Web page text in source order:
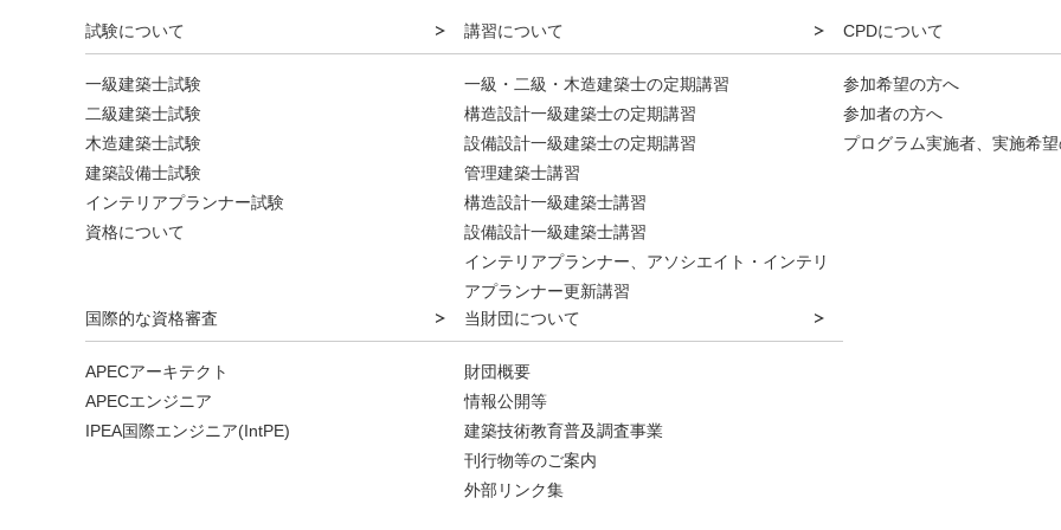
試験について
一級建築士試験
二級建築士試験
木造建築士試験
建築設備士試験
インテリアプランナー試験
資格について
講習について
一級・二級・木造建築士の定期講習
構造設計一級建築士の定期講習
設備設計一級建築士の定期講習
管理建築士講習
構造設計一級建築士講習
設備設計一級建築士講習
インテリアプランナー、アソシエイト・インテリ
アプランナー更新講習
CPDについて
参加希望の方へ
参加者の方へ
プログラム実施者、実施希
国際的な資格審査
APECアーキテクト
APECエンジニア
IPEA国際エンジニア(IntPE)
当財団について
財団概要
情報公開等
建築技術教育普及調査事業
刊行物等のご案内
外部リンク集